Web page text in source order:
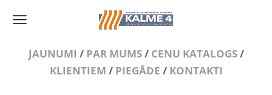
JAUNUMI / PAR MUMS/ CENU KATALOGS/
KLIENTIEM / PIEGĀDE / KONTAKTI